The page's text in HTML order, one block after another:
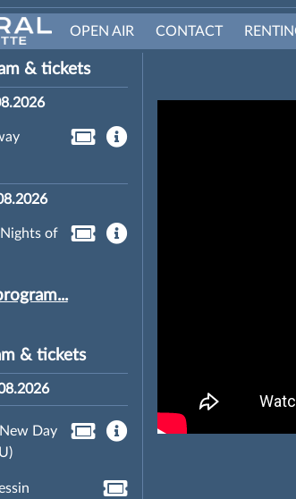
OPEN AIR CONTACT
& tickets
of
& tickets
Day